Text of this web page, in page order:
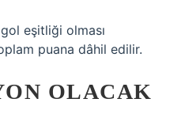
eşitliği olması
puana dâhil edilir.
OLACAK